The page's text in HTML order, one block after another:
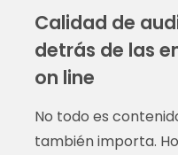
Calidad de
detrás de las
on line
No todo es
también importa.